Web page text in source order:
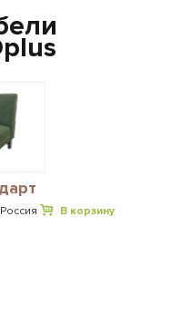
Россия В корзину